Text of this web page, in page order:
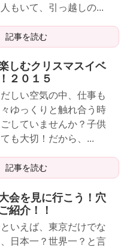
もいて、引っ越しの...
記事を読む
しむクリスマスイベ
２０１５
しい空気の中、仕事も
ゆっくりと触れ合う時
していませんか？子供
も大切！だから、...
記事を読む
会を見に行こう！穴
紹介！！
いえば、東京だけでな
日本一？世界一？と言